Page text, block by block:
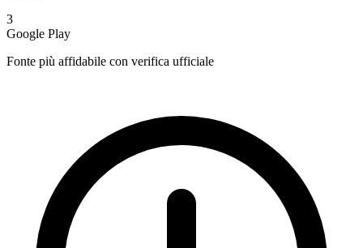
3
Google Play
Fonte più affidabile con verifica ufficiale